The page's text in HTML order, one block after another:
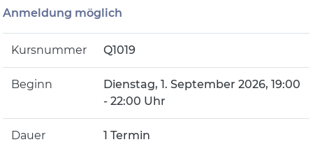
Anmeldung möglich
Kursnummer Q1019
Beginn
Dienstag, 1. September 2026, 19:00
- 22:00 Uhr
Dauer 1 Termin